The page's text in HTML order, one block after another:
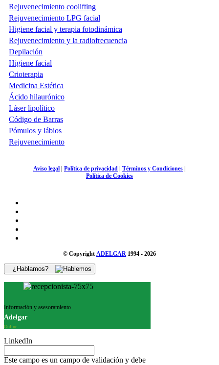
Rejuvenecimiento coolifting
Rejuvenecimiento LPG facial
Higiene facial y terapia fotodinámica
Rejuvenecimiento y la radiofrecuencia
Depilación
Higiene facial
Crioterapia
Medicina Estética
Ácido hilaurónico
Láser lipolítico
Código de Barras
Pómulos y lábios
Rejuvenecimiento
Aviso legal | Política de privacidad | Términos y Condiciones |
Política de Cookies
© Copyright ADELGAR 1994 - 2026
¿Hablamos?
Información y asesoramiento
Adelgar
Online
LinkedIn
Este campo es un campo de validación y debe